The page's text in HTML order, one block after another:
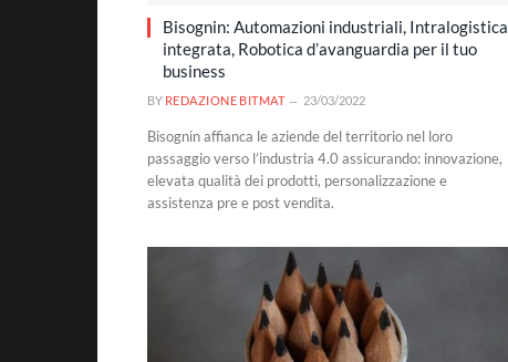
Bisognin: Automazioni industriali, Intralogistica
integrata, Robotica d’avanguardia per il tuo
business
BY REDAZIONE BITMAT 23/03/2022
Bisognin affianca le aziende del territorio nel loro
passaggio verso l’industria 4.0 assicurando: innovazione,
elevata qualità dei prodotti, personalizzazione e
assistenza pre e post vendita.